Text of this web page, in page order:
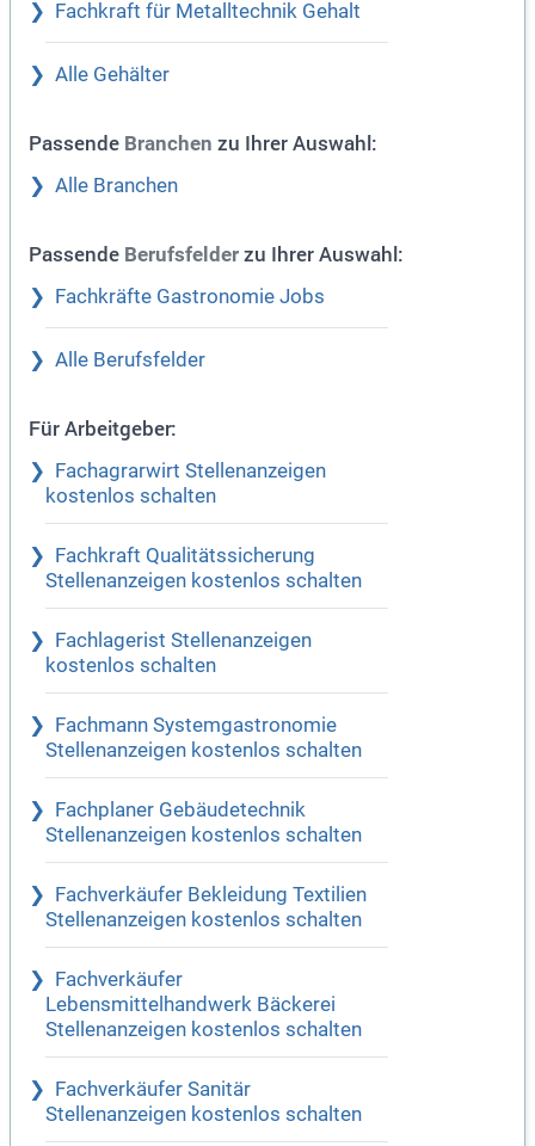
Fachkraft für Metalltechnik Gehalt
Alle Gehälter
Passende Branchen zu Ihrer Auswahl:
Alle Branchen
Passende Berufsfelder zu Ihrer Auswahl:
Fachkräfte Gastronomie Jobs
Alle Berufsfelder
Für Arbeitgeber:
Fachagrarwirt Stellenanzeigen
kostenlos schalten
Fachkraft Qualitätssicherung
Stellenanzeigen kostenlos schalten
Fachlagerist Stellenanzeigen
kostenlos schalten
Fachmann Systemgastronomie
Stellenanzeigen kostenlos schalten
Fachplaner Gebäudetechnik
Stellenanzeigen kostenlos schalten
Fachverkäufer Bekleidung Textilien
Stellenanzeigen kostenlos schalten
Fachverkäufer
Lebensmittelhandwerk Bäckerei
Stellenanzeigen kostenlos schalten
Fachverkäufer Sanitär
Stellenanzeigen kostenlos schalten